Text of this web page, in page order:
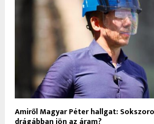
Amiről Magyar Péter hallgat: